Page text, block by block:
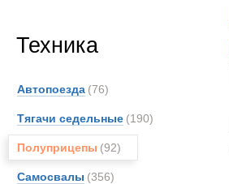
Техника
Автопоезда (76)
Тягачи седельные (190)
Полуприцепы (92)
Самосвалы (356)